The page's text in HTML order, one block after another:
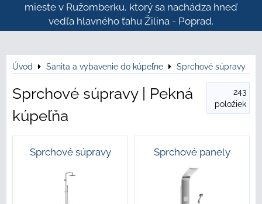
mieste v Ružomberku, ktorý sa nachádza hneď
vedľa hlavného ťahu Žilina - Poprad.
Úvod Sanita a vybavenie do kúpeľne Sprchové súpravy
Sprchové súpravy | Pekná
kúpeľňa
243
položiek
Sprchové súpravy Sprchové panely